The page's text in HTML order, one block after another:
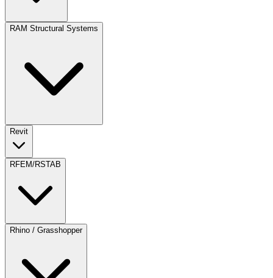
RAM Structural Systems
Revit
RFEM/RSTAB
Rhino / Grasshopper